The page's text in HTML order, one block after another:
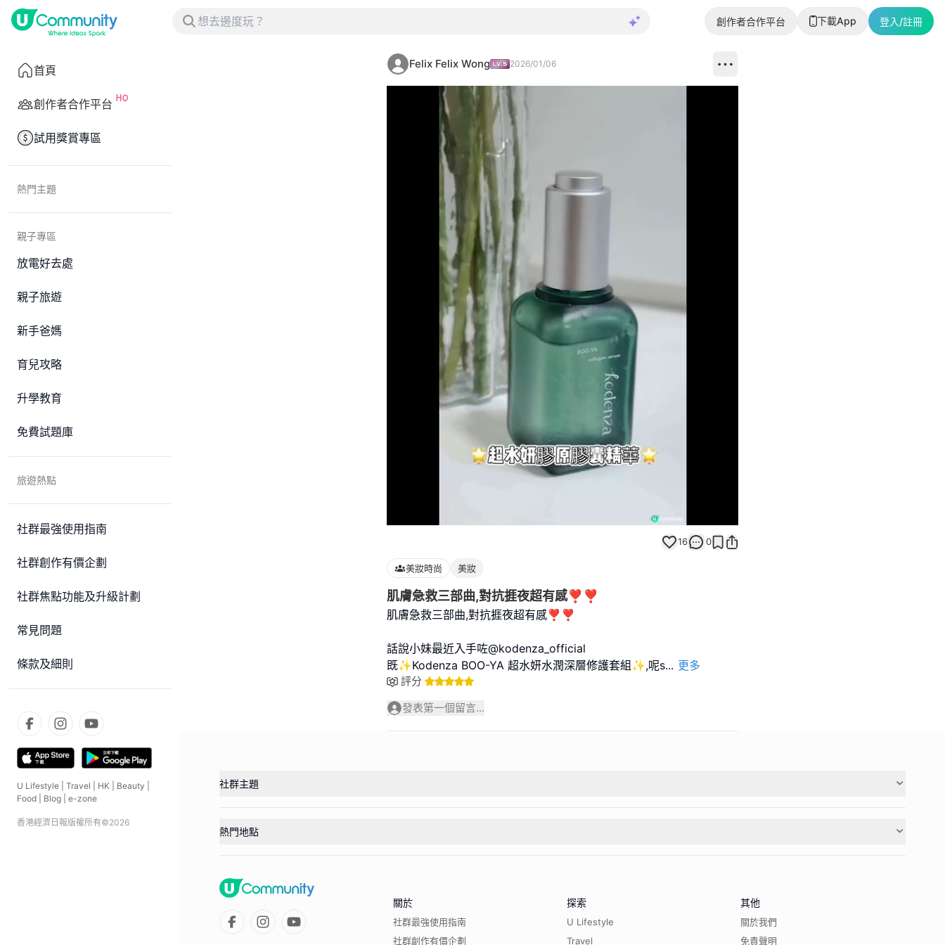
創作者合作平台 下載App 登入/註冊
首頁
創作者合作平台
試用獎賞專區
熱門主題
親子專區
放電好去處
親子旅遊
新手爸媽
育兒攻略
升學教育
免費試題庫
旅遊熱點
社群最強使用指南
社群創作有價企劃
社群焦點功能及升級計劃
常見問題
條款及細則
U Lifestyle Travel HK Beauty
Food
Blog e-zone
香港經濟日報版權所有©2026
Felix Felix Wong 2026/01/06
100.00%
16 0
美妝時尚 美妝
肌膚急救三部曲,對抗捱夜超有感❣️❣️
肌膚急救三部曲,對抗捱夜超有感❣️❣️
話說小妹最近入手咗@kodenza_official
既✨Kodenza BOO-YA 超水妍水潤深層修護套組✨,呢s... 更多
評分
發表第一個留言...
社群主題
熱門地點
關於
社群最強使用指南
社群創作有價企劃
探索
U Lifestyle
Travel
其他
關於我們
免責聲明